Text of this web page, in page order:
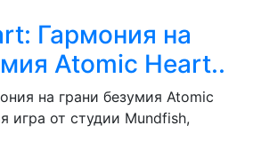
Гармония на
Atomic Heart..
на грани безумия Atomic
игра от студии Mundfish,